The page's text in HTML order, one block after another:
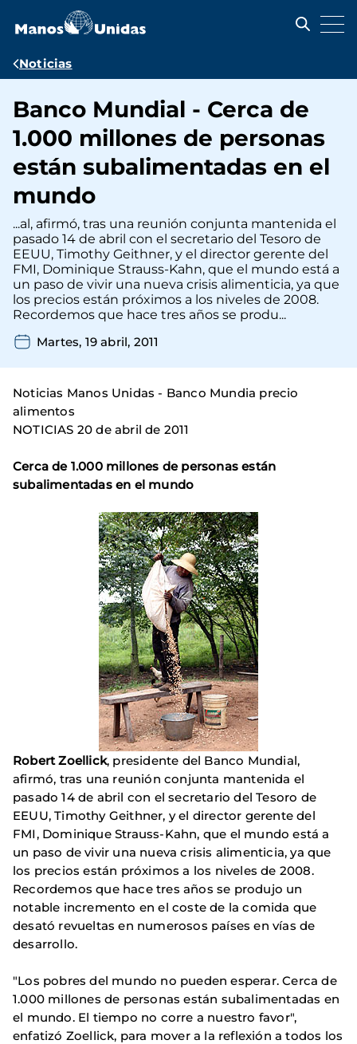
contenido
Ruta
navegación
Noticias
Banco Mundial - Cerca de
1.000 millones de personas
están subalimentadas en el
mundo
...al, afirmó, tras una reunión conjunta mantenida el
pasado 14 de abril con el secretario del Tesoro de
EEUU, Timothy Geithner, y el director gerente del
FMI, Dominique Strauss-Kahn, que el mundo está a
un paso de vivir una nueva crisis alimenticia, ya que
los precios están próximos a los niveles de 2008.
Recordemos que hace tres años se produ...
Martes, 19 abril, 2011
Noticias Manos Unidas - Banco Mundia precio
alimentos
NOTICIAS 20 de abril de 2011
Cerca de 1.000 millones de personas están
subalimentadas en el mundo
Robert Zoellick, presidente del Banco Mundial,
afirmó, tras una reunión conjunta mantenida el
pasado 14 de abril con el secretario del Tesoro de
EEUU, Timothy Geithner, y el director gerente del
FMI, Dominique Strauss-Kahn, que el mundo está a
un paso de vivir una nueva crisis alimenticia, ya que
los precios están próximos a los niveles de 2008.
Recordemos que hace tres años se produjo un
notable incremento en el coste de la comida que
desató revueltas en numerosos países en vías de
desarrollo.
"Los pobres del mundo no pueden esperar. Cerca de
1.000 millones de personas están subalimentadas en
el mundo. El tiempo no corre a nuestro favor",
enfatizó Zoellick, para mover a la reflexión a todos los